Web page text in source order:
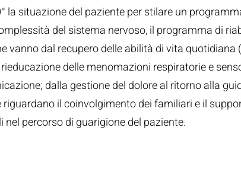
la situazione del paziente per stilare un
del sistema nervoso, il programma di
vanno dal recupero delle abilità di vita quotidiana
delle menomazioni respiratorie e
dalla gestione del dolore al ritorno alla
il coinvolgimento dei familiari e il
percorso di guarigione del paziente.